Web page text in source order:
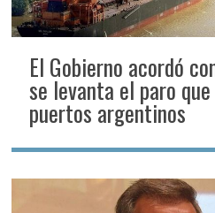
El Gobierno acordó
se levanta el paro
puertos argentinos